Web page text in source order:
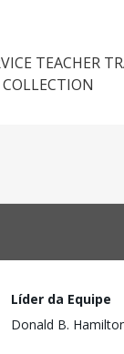
TEACHER
Líder da Equipe
Donald B.